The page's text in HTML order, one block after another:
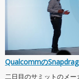
Qualcommの
二日目のサミットのメ